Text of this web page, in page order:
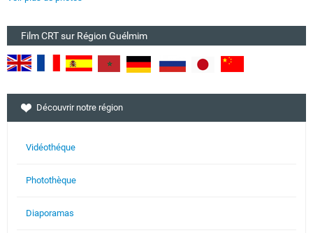
Film CRT sur Région Guélmim
Découvrir notre région
Vidéothéque
Photothèque
Diaporamas